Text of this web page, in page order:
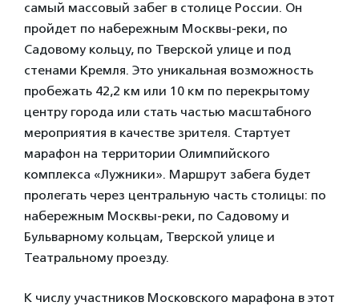
самый массовый забег в столице России. Он
пройдет по набережным Москвы-реки, по
Садовому кольцу, по Тверской улице и под
стенами Кремля. Это уникальная возможность
пробежать 42,2 км или 10 км по перекрытому
центру города или стать частью масштабного
мероприятия в качестве зрителя. Стартует
марафон на территории Олимпийского
комплекса «Лужники». Маршрут забега будет
пролегать через центральную часть столицы: по
набережным Москвы-реки, по Садовому и
Бульварному кольцам, Тверской улице и
Театральному проезду.
К числу участников Московского марафона в этот